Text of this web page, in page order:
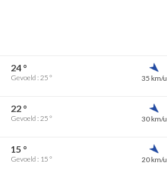
24 °
Gevoeld : 25 ° 35 km/u
22 °
Gevoeld : 25 ° 30 km/u
15 °
Gevoeld : 15 ° 20 km/u